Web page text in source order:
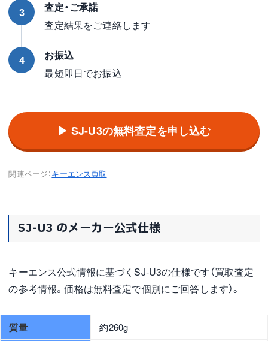
3
査定・ご承諾
査定結果をご連絡します
4
お振込
最短即日でお振込
▶ SJ-U3の無料査定を申し込む
関連ページ：キーエンス買取
SJ-U3 のメーカー公式仕様
キーエンス公式情報に基づくSJ-U3の仕様です（買取査定
の参考情報。価格は無料査定で個別にご回答します）。
質量 約260g